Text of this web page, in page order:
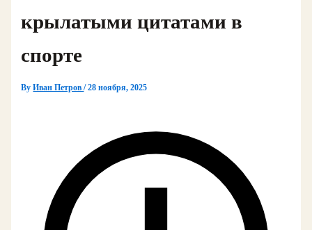
крылатыми цитатами в
спорте
ByИван Петров/28 ноября, 2025